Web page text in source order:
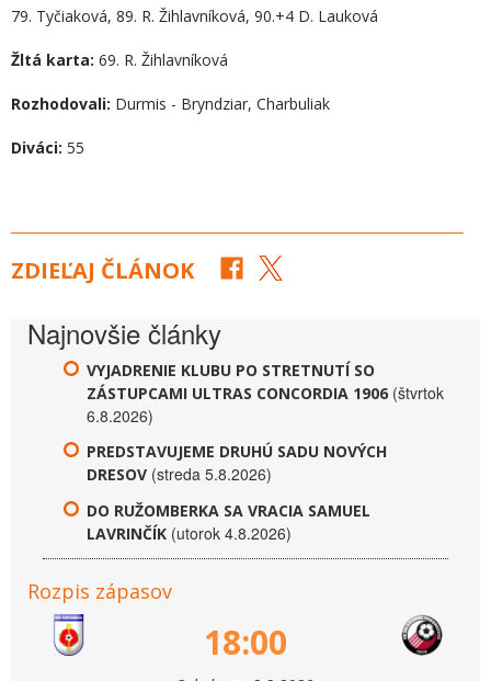
79. Tyčiaková, 89. R. Žihlavníková, 90.+4 D. Lauková
Žltá karta: 69. R. Žihlavníková
Rozhodovali: Durmis - Bryndziar, Charbuliak
Diváci: 55
ZDIEĽAJ ČLÁNOK
Najnovšie články
VYJADRENIE KLUBU PO STRETNUTÍ SO
ZÁSTUPCAMI ULTRAS CONCORDIA 1906 (štvrtok
6.8.2026)
PREDSTAVUJEME DRUHÚ SADU NOVÝCH
DRESOV (streda 5.8.2026)
DO RUŽOMBERKA SA VRACIA SAMUEL
LAVRINČÍK (utorok 4.8.2026)
Rozpis zápasov
18:00